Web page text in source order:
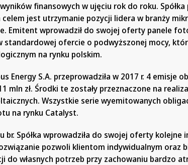
finansowych w ujęciu rok do roku.
celem jest utrzymanie pozycji lidera w branży
Emitent wprowadził do swojej oferty panele
standardowej ofercie o podwyższonej mocy,
na rynku polskim.
Energy S.A. przeprowadziła w 2017 r. 4 emisje
mln zł. Środki te zostały przeznaczone na
Wszystkie serie wyemitowanych
na rynku Catalyst.
br. Spółka wprowadziła do swojej oferty kolejne
pozwoli klientom indywidualnym oraz
do własnych potrzeb przy zachowaniu bardzo